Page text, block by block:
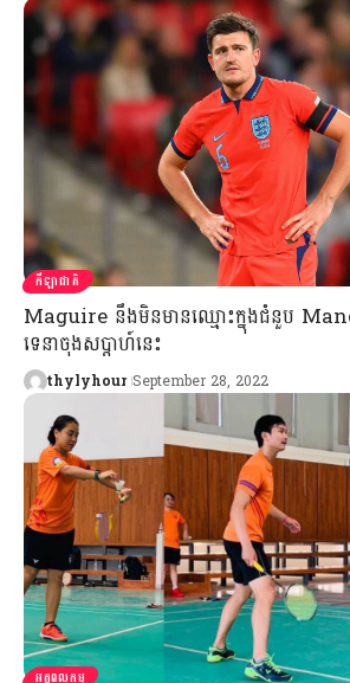
កីឡាជាតិ
Maguire នឹងមិនមានឈ្មោះក្នុងជំនួប
ទេនាចុងសប្ដាហ៍នេះ
thylyhour September 28, 2022
អត្តពលកម្ម